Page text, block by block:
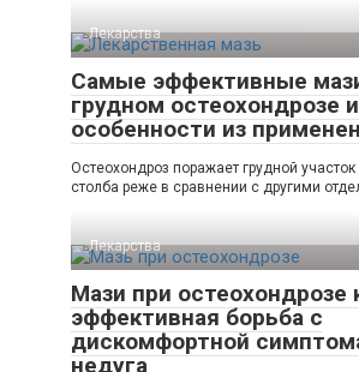
Лекарства
Самые эффективные
грудном остеохондрозе и
особенности из
Остеохондроз поражает грудной
столба реже в сравнении с другими
Лекарства
Мази при остеохондрозе
эффективная борьба с
дискомфортной
недуга